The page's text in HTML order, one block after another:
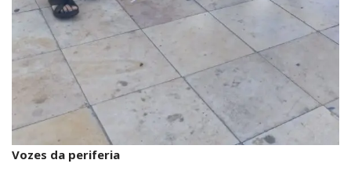
Vozes da periferia